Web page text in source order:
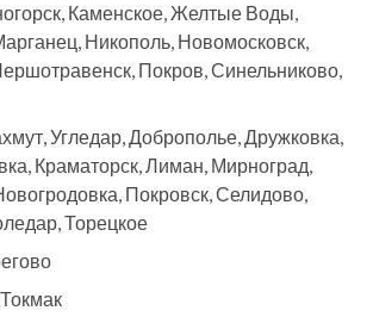
Каменское, Желтые Воды,
Никополь, Новомосковск,
Покров, Синельниково,
Угледар, Доброполье, Дружковка,
Краматорск, Лиман, Мирноград,
Покровск, Селидово,
Торецкое